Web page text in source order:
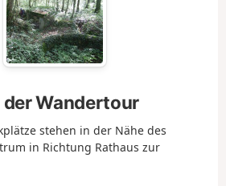
Wandertour
stehen in der Nähe des
in Richtung Rathaus zur